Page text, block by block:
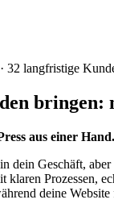
32 langfristige
bringen:
aus einer
dein Geschäft,
klaren Prozessen,
deine